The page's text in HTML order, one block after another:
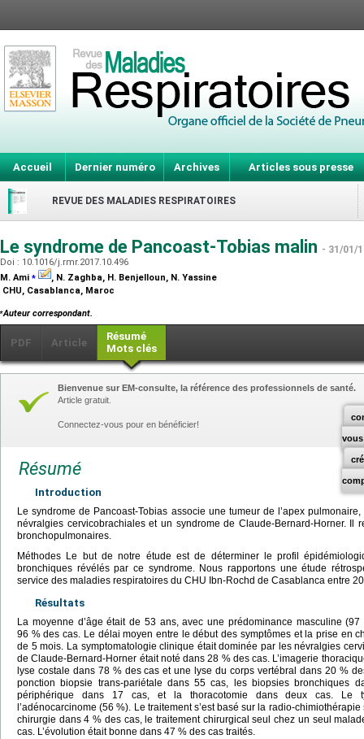
Accueil Dernier numéro Archives Articles sous presse
REVUE DES MALADIES RESPIRATOIRES
Le syndrome de Pancoast-Tobias malin - 31/01/
Doi : 10.1016/j.rmr.2017.10.496
M. Ami ⁎
, N. Zaghba, H. Benjelloun, N. Yassine
CHU, Casablanca, Maroc
⁎Auteur correspondant.
PDF Article
Résumé
Mots clés
vous
Bienvenue sur EM-consulte, la référence des professionnels de santé.
Article gratuit.
Connectez-vous pour en bénéficier!
Résumé
Introduction
Le syndrome de Pancoast-Tobias associe une tumeur de l’apex
névralgies cervicobrachiales et un syndrome de Claude-Bernard-Horner. Il
bronchopulmonaires.
Méthodes Le but de notre étude est de déterminer le profil
bronchiques révélés par ce syndrome. Nous rapportons une étude
service des maladies respiratoires du CHU Ibn-Rochd de Casablanca entre
Résultats
La moyenne d’âge était de 53 ans, avec une prédominance masculine
96 % des cas. Le délai moyen entre le début des symptômes et la prise en
de 5 mois. La symptomatologie clinique était dominée par les névralgies
de Claude-Bernard-Horner était noté dans 28 % des cas. L’imagerie
lyse costale dans 78 % des cas et une lyse du corps vertébral dans 20 %
ponction biopsie trans-pariétale dans 55 cas, les biopsies bronchiques
périphérique dans 17 cas, et la thoracotomie dans deux cas. Le
l’adénocarcinome (56 %). Le traitement s’est basé sur la radio-
chirurgie dans 4 % des cas, le traitement chirurgical seul chez un seul
cas. L’évolution était bonne dans 47 % des cas traités.